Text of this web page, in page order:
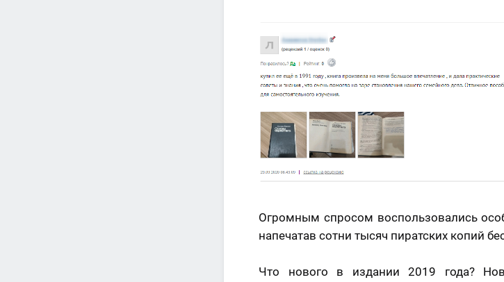
Огромным спросом воспользовались
напечатав сотни тысяч пиратских копий
Что нового в издании 2019 года?